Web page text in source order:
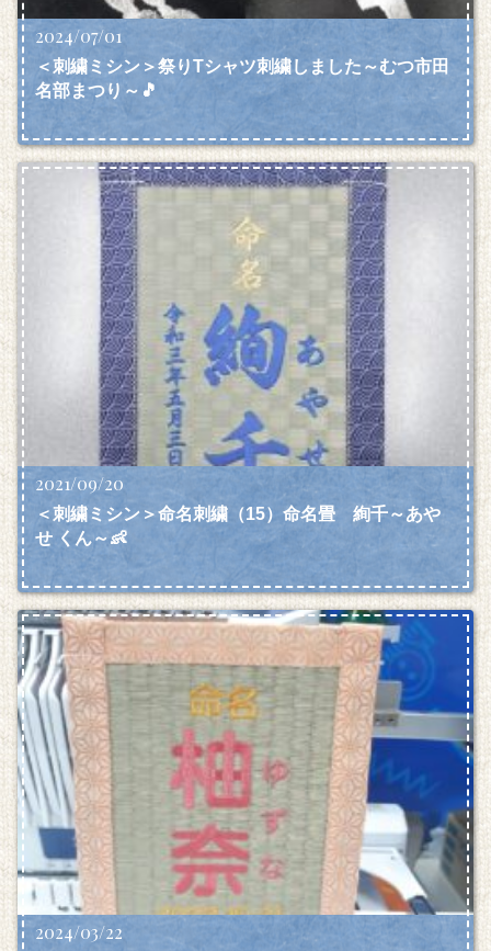
2024/07/01
＜刺繍ミシン＞祭りTシャツ刺繍しました～むつ市田
名部まつり～🎵
2021/09/20
＜刺繍ミシン＞命名刺繍（15）命名畳 絢千～あや
せ くん～👶
2024/03/22